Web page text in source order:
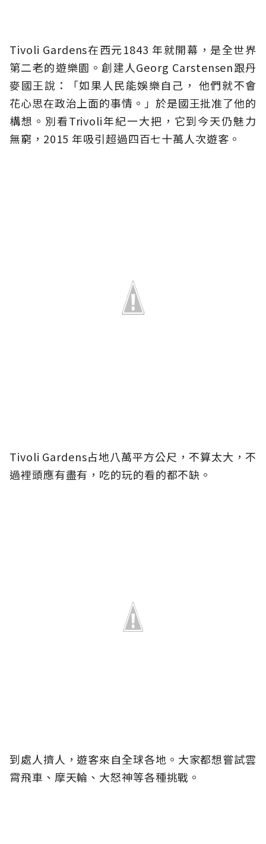
Tivoli Gardens在西元1843 年就開幕，是全世界
第二老的遊樂園。創建人Georg Carstensen跟丹
麥國王說：「如果人民能娛樂自己， 他們就不會
花心思在政治上面的事情。」於是國王批准了他的
構想。別看Trivoli年紀一大把，它到今天仍魅力
無窮，2015 年吸引超過四百七十萬人次遊客。
Tivoli Gardens占地八萬平方公尺，不算太大，不
過裡頭應有盡有，吃的玩的看的都不缺。
到處人擠人，遊客來自全球各地。大家都想嘗試雲
霄飛車、摩天輪、大怒神等各種挑戰。